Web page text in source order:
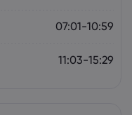
07:01-10:59
11:03-15:29